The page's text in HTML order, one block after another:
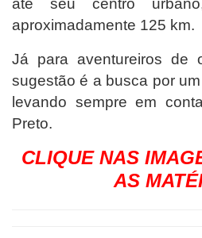
até seu centro
aproximadamente 125 km.
Já para aventureiros de
sugestão é a busca por
levando sempre em
Preto.
CLIQUE NAS
AS